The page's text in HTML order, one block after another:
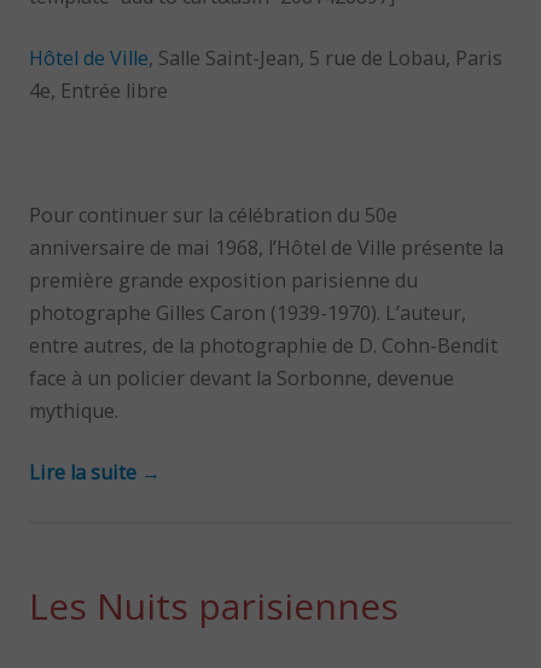
Hôtel de Ville, Salle Saint-Jean, 5 rue de Lobau, Paris
4e, Entrée libre
Pour continuer sur la célébration du 50e
anniversaire de mai 1968, l’Hôtel de Ville présente la
première grande exposition parisienne du
photographe Gilles Caron (1939-1970). L’auteur,
entre autres, de la photographie de D. Cohn-Bendit
face à un policier devant la Sorbonne, devenue
mythique.
Lire la suite →
Les Nuits parisiennes